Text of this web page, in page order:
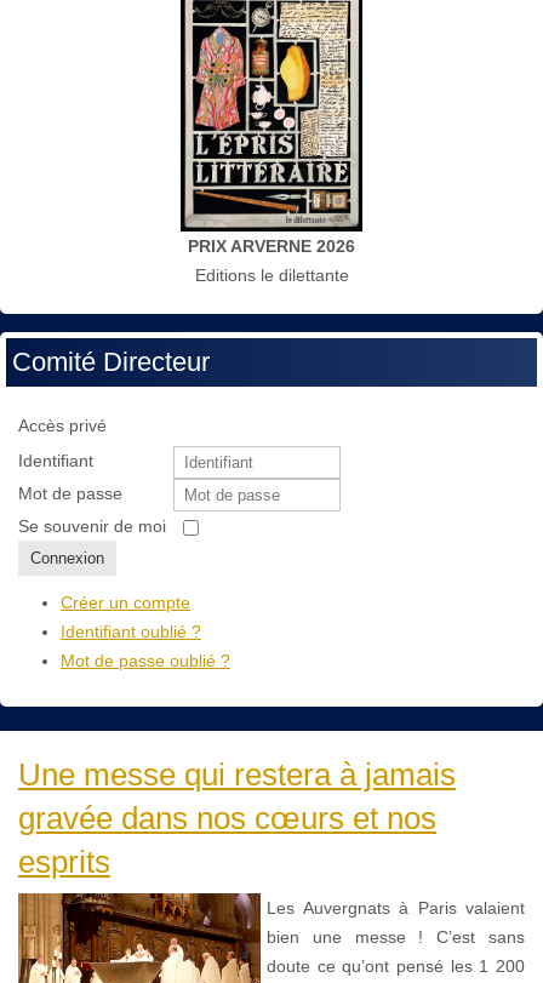
PRIX ARVERNE 2026
Editions le dilettante
Comité Directeur
Accès privé
Identifiant
Mot de passe
Se souvenir de moi
Connexion
Créer un compte
Identifiant oublié ?
Mot de passe oublié ?
Une messe qui restera à jamais
gravée dans nos cœurs et nos
esprits
Les Auvergnats à Paris valaient
bien une messe ! C’est sans
doute ce qu’ont pensé les 1 200